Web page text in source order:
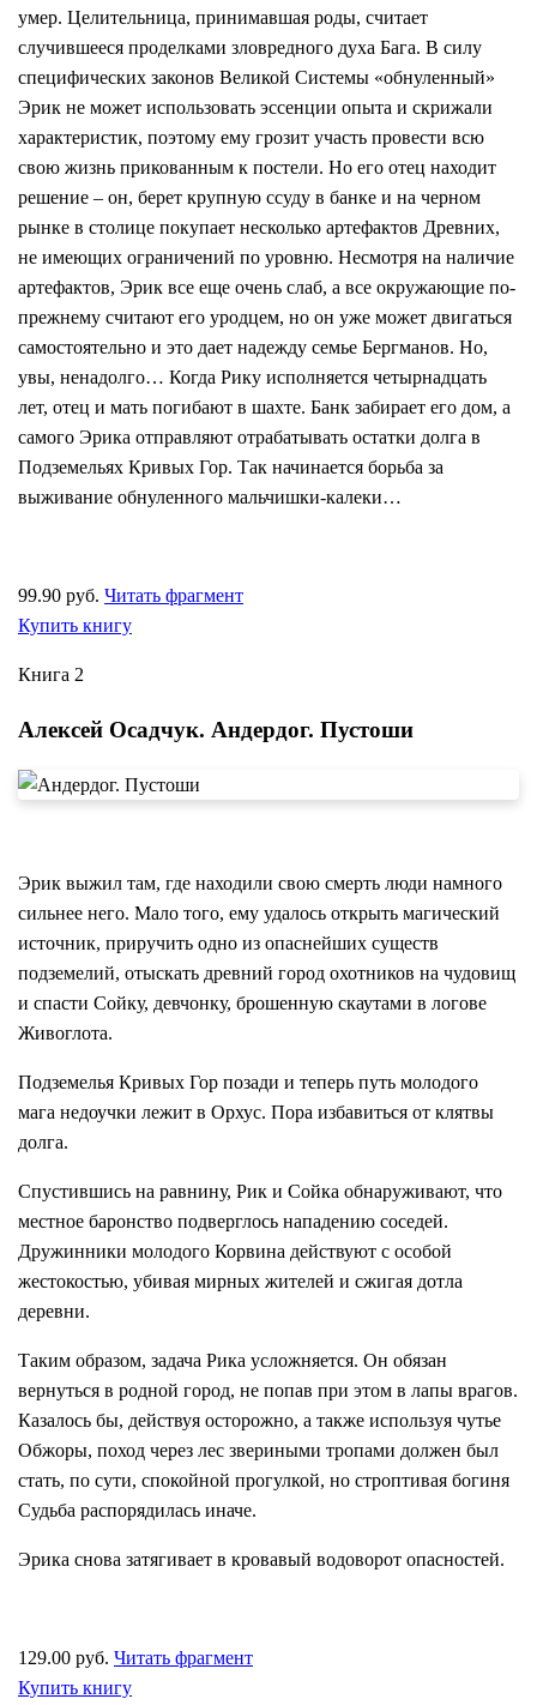
умер. Целительница, принимавшая роды, считает
случившееся проделками зловредного духа Бага. В силу
специфических законов Великой Системы «обнуленный»
Эрик не может использовать эссенции опыта и скрижали
характеристик, поэтому ему грозит участь провести всю
свою жизнь прикованным к постели. Но его отец находит
решение – он, берет крупную ссуду в банке и на черном
рынке в столице покупает несколько артефактов Древних,
не имеющих ограничений по уровню. Несмотря на наличие
артефактов, Эрик все еще очень слаб, а все окружающие по-
прежнему считают его уродцем, но он уже может двигаться
самостоятельно и это дает надежду семье Бергманов. Но,
увы, ненадолго… Когда Рику исполняется четырнадцать
лет, отец и мать погибают в шахте. Банк забирает его дом, а
самого Эрика отправляют отрабатывать остатки долга в
Подземельях Кривых Гор. Так начинается борьба за
выживание обнуленного мальчишки-калеки…
99.90 руб. Читать фрагмент
Купить книгу
Книга 2
Алексей Осадчук. Андердог. Пустоши
Эрик выжил там, где находили свою смерть люди намного
сильнее него. Мало того, ему удалось открыть магический
источник, приручить одно из опаснейших существ
подземелий, отыскать древний город охотников на чудовищ
и спасти Сойку, девчонку, брошенную скаутами в логове
Живоглота.
Подземелья Кривых Гор позади и теперь путь молодого
мага недоучки лежит в Орхус. Пора избавиться от клятвы
долга.
Спустившись на равнину, Рик и Сойка обнаруживают, что
местное баронство подверглось нападению соседей.
Дружинники молодого Корвина действуют с особой
жестокостью, убивая мирных жителей и сжигая дотла
деревни.
Таким образом, задача Рика усложняется. Он обязан
вернуться в родной город, не попав при этом в лапы врагов.
Казалось бы, действуя осторожно, а также используя чутье
Обжоры, поход через лес звериными тропами должен был
стать, по сути, спокойной прогулкой, но строптивая богиня
Судьба распорядилась иначе.
Эрика снова затягивает в кровавый водоворот опасностей.
129.00 руб. Читать фрагмент
Купить книгу